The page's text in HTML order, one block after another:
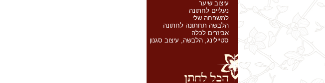
עיצוב שיער
נעליים לחתונה
למשפחה שלי
הלבשה תחתונה לחתונה
אביזרים לכלה
סטיילינג, הלבשה, עיצוב סגנון